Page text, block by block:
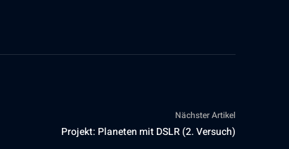
Nächster Artikel
Projekt: Planeten mit DSLR (2. Versuch)